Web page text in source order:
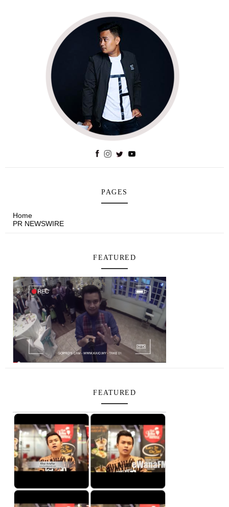
PAGES
Home
PR NEWSWIRE
FEATURED
FEATURED